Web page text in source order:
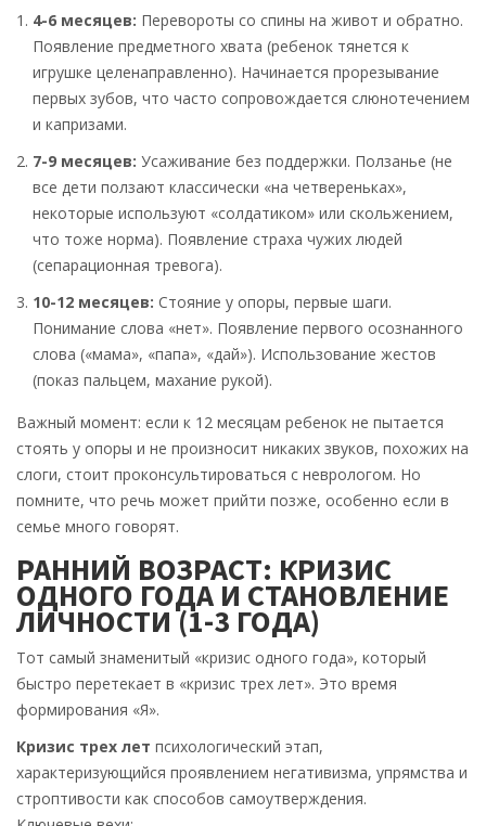
4-6 месяцев: Перевороты со спины на живот и обратно.
Появление предметного хвата (ребенок тянется к
игрушке целенаправленно). Начинается прорезывание
первых зубов, что часто сопровождается слюнотечением
и капризами.
7-9 месяцев: Усаживание без поддержки. Ползанье (не
все дети ползают классически «на четвереньках»,
некоторые используют «солдатиком» или скольжением,
что тоже норма). Появление страха чужих людей
(сепарационная тревога).
10-12 месяцев: Стояние у опоры, первые шаги.
Понимание слова «нет». Появление первого осознанного
слова («мама», «папа», «дай»). Использование жестов
(показ пальцем, махание рукой).
Важный момент: если к 12 месяцам ребенок не пытается
стоять у опоры и не произносит никаких звуков, похожих на
слоги, стоит проконсультироваться с неврологом. Но
помните, что речь может прийти позже, особенно если в
семье много говорят.
РАННИЙ ВОЗРАСТ: КРИЗИС
ОДНОГО ГОДА И СТАНОВЛЕНИЕ
ЛИЧНОСТИ (1-3 ГОДА)
Тот самый знаменитый «кризис одного года», который
быстро перетекает в «кризис трех лет». Это время
формирования «Я».
Кризис трех лет психологический этап,
характеризующийся проявлением негативизма, упрямства и
строптивости как способов самоутверждения.